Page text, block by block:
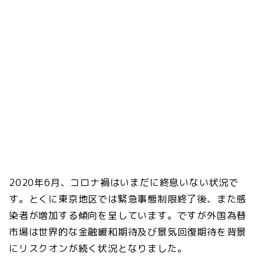
2020年6月、コロナ禍はいまだに終息いない状況で
す。とくに東京地区では緊急事態制限終了後、また感
染者が増加する傾向を呈しています。ですが外国為替
市場は世界的な金融緩和期待及び景気回復期待を背景
にリスクオンが続く状況となりました。